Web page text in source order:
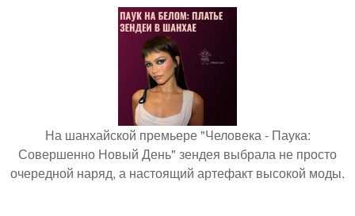
На шанхайской премьере "Человека - Паука:
Совершенно Новый День" зендея выбрала не просто
очередной наряд, а настоящий артефакт высокой моды.